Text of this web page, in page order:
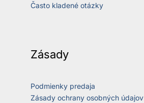
Často kladené otázky
Zásady
Podmienky predaja
Zásady ochrany osobných údajov